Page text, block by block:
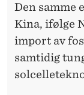
Den samme
Kina, ifølge
import av
samtidig